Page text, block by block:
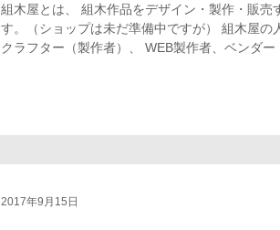
組木屋とは、 組木作品をデザイン・製作・販
す。（ショップは未だ準備中ですが） 組木屋の
クラフター（製作者）、 WEB製作者、ベンダー
2017年9月15日